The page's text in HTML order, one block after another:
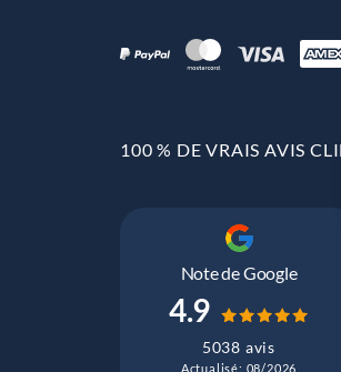
100 % DE VRAIS AVIS
Note de Google
4.9
5038 avis
Actualisé: 08/2026